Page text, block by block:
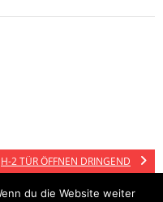
H-2 TÜR ÖFFNEN DRINGEND
du die Website weiter